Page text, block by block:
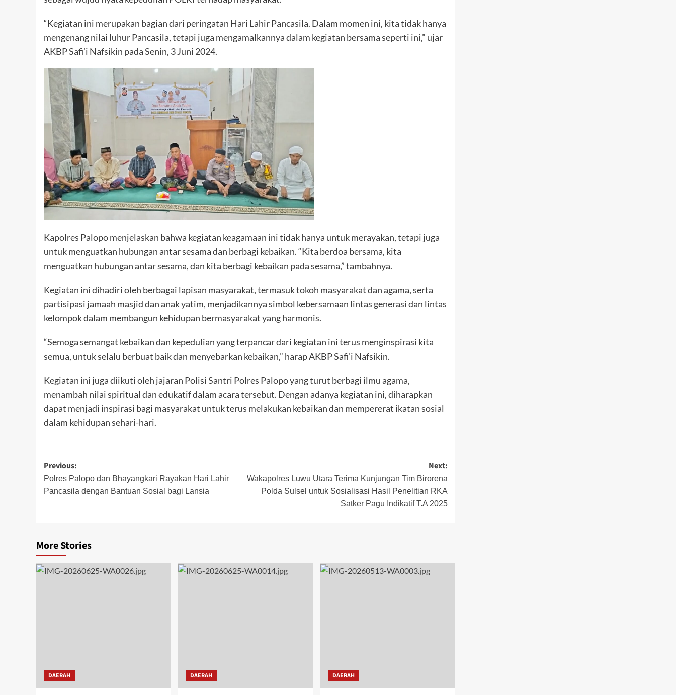
“Kegiatan ini merupakan bagian dari peringatan Hari Lahir Pancasila. Dalam momen ini, kita tidak hanya
mengenang nilai luhur Pancasila, tetapi juga mengamalkannya dalam kegiatan bersama seperti ini,” ujar
AKBP Safi’i Nafsikin pada Senin, 3 Juni 2024.
Kapolres Palopo menjelaskan bahwa kegiatan keagamaan ini tidak hanya untuk merayakan, tetapi juga
untuk menguatkan hubungan antar sesama dan berbagi kebaikan. “Kita berdoa bersama, kita
menguatkan hubungan antar sesama, dan kita berbagi kebaikan pada sesama,” tambahnya.
Kegiatan ini dihadiri oleh berbagai lapisan masyarakat, termasuk tokoh masyarakat dan agama, serta
partisipasi jamaah masjid dan anak yatim, menjadikannya simbol kebersamaan lintas generasi dan lintas
kelompok dalam membangun kehidupan bermasyarakat yang harmonis.
“Semoga semangat kebaikan dan kepedulian yang terpancar dari kegiatan ini terus menginspirasi kita
semua, untuk selalu berbuat baik dan menyebarkan kebaikan,” harap AKBP Safi’i Nafsikin.
Kegiatan ini juga diikuti oleh jajaran Polisi Santri Polres Palopo yang turut berbagi ilmu agama,
menambah nilai spiritual dan edukatif dalam acara tersebut. Dengan adanya kegiatan ini, diharapkan
dapat menjadi inspirasi bagi masyarakat untuk terus melakukan kebaikan dan mempererat ikatan sosial
dalam kehidupan sehari-hari.
Post
navigation
Previous:
Polres Palopo dan Bhayangkari Rayakan Hari Lahir
Pancasila dengan Bantuan Sosial bagi Lansia
Next:
Wakapolres Luwu Utara Terima Kunjungan Tim Birorena
Polda Sulsel untuk Sosialisasi Hasil Penelitian RKA
Satker Pagu Indikatif T.A 2025
More Stories
DAERAH DAERAH DAERAH